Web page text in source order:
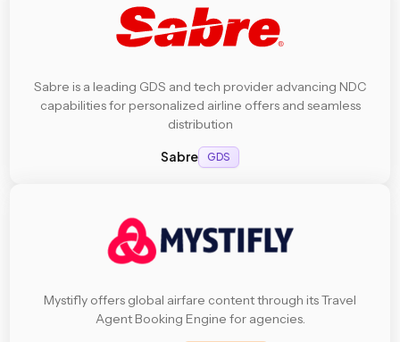
Sabre is a leading GDS and tech provider advancing NDC
capabilities for personalized airline offers and seamless
distribution
Sabre GDS
Mystifly offers global airfare content through its Travel
Agent Booking Engine for agencies.